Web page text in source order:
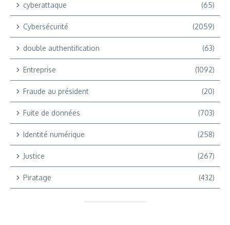
cyberattaque (65)
Cybersécurité (2059)
double authentification (63)
Entreprise (1092)
Fraude au président (20)
Fuite de données (703)
Identité numérique (258)
Justice (267)
Piratage (432)